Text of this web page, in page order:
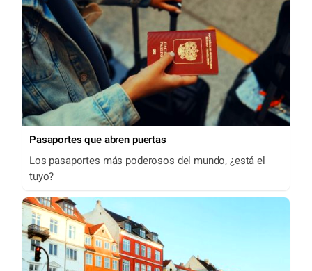
Pasaportes que abren puertas
Los pasaportes más poderosos del mundo, ¿está el
tuyo?